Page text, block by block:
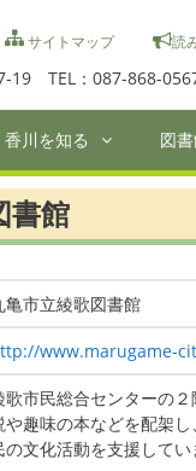
サイトマップ 読
19 TEL：087-868-
香川を知る 図
書館
亀市立綾歌図書館
www.marugame-
歌市民総合センターの
や趣味の本などを配架
の文化活動を支援してい